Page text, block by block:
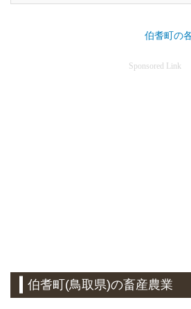
伯耆町の
Sponsored Link
伯耆町(鳥取県)の畜産農業